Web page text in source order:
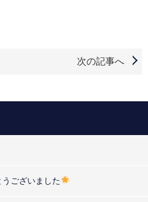
次の記事へ
ございました